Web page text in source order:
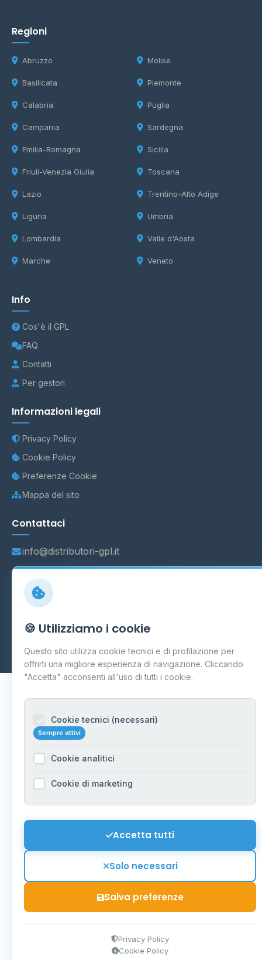
Regioni
Abruzzo
Basilicata
Calabria
Campania
Emilia-Romagna
Friuli-Venezia Giulia
Lazio
Liguria
Lombardia
Marche
Molise
Piemonte
Puglia
Sardegna
Sicilia
Toscana
Trentino-Alto Adige
Umbria
Valle d'Aosta
Veneto
Info
Cos'è il GPL
FAQ
Contatti
Per gestori
Informazioni legali
Privacy Policy
Cookie Policy
Preferenze Cookie
Mappa del sito
Contattaci
info@distributori-gpl.it
Carpi P.IVA 03859300364
Aggiornamento quotidiano
🍪 Utilizziamo i cookie
Questo sito utilizza cookie tecnici e di profilazione per
offrirti una migliore esperienza di navigazione. Cliccando
"Accetta" acconsenti all'uso di tutti i cookie.
Cookie tecnici (necessari)
Sempre attivi
Cookie analitici
Cookie di marketing
Accetta tutti
Solo necessari
Salva preferenze
Privacy Policy
Cookie Policy